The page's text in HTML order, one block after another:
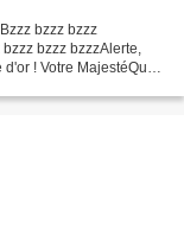
bzzz bzzz
bzzz bzzzAlerte,
! Votre MajestéQue